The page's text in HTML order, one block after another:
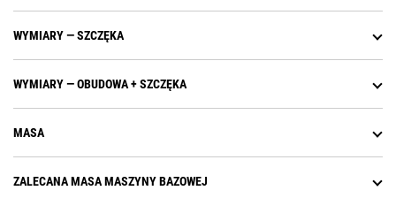
WYMIARY — SZCZĘKA
WYMIARY — OBUDOWA + SZCZĘKA
MASA
ZALECANA MASA MASZYNY BAZOWEJ